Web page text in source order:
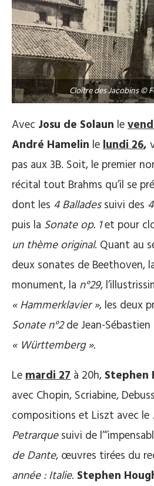
Cloître des Jacobins ©
Avec Josu de Solaun le
André Hamelin lelundi 26,
pas aux 3B. Soit, le premier
récital tout Brahms qu’il se
dont les 4 Balladessuivi des
puis la Sonate op. 1et pour
un thème original. Quant au
deux sonates de Beethoven,
monument, la n°29,
« Hammerklavier », les deux
Sonate n°2de Jean-
« Württemberg ».
Lemardi 27 à 20h, Stephen
avec Chopin, Scriabine,
compositions et Liszt avec le
Petrarquesuivi de
de Dante, œuvres tirées du
année : Italie. Stephen